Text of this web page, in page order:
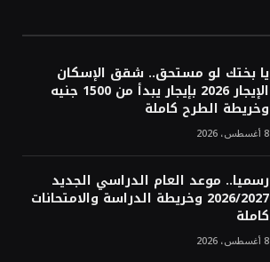
يا بختك لو مستحق.. شقق الإسكان
الإيجار 2026 بإيجار يبدأ من 1500 جنيه
وخريطة الطرح كاملة
8 أغسطس، 2026
رسميا.. موعد العام الدراسي الجديد
2026/2027 وخريطة الدراسة والامتحانات
كاملة
8 أغسطس، 2026